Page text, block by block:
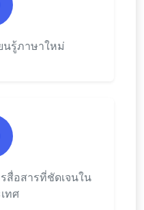
นรู้ภาษาใหม่
สื่อสารที่ชัดเจนใน
ทศ